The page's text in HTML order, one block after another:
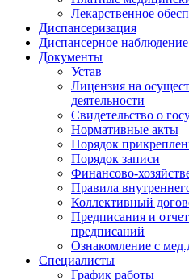
Лекарственное
Диспансеризация
Диспансерное наблюдение
Документы
Устав
Лицензия на
деятельности
Свидетельство о
Нормативные акты
Порядок
Порядок записи
Финансово-
Правила
Коллективный
Предписания и
предписаний
Ознакомление с
Специалисты
График работы